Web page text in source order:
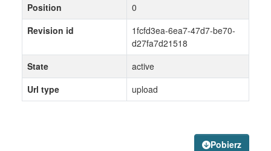
Pobierz
Position
0
Revision id
1fcfd3ea-6ea7-47d7-be70-
d27fa7d21518
State
active
Url type
upload